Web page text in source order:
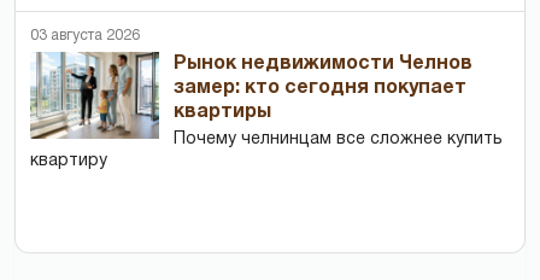
03 августа 2026
Рынок недвижимости Челнов
замер: кто сегодня покупает
квартиры
Почему челнинцам все сложнее купить
квартиру